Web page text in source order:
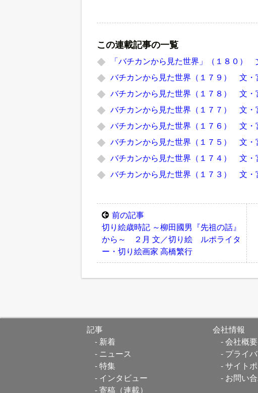
この連載記事の一覧
「バチカンから見た世界」（１８０）
バチカンから見た世界（１７９） 文・
バチカンから見た世界（１７８） 文・
バチカンから見た世界（１７７） 文・
バチカンから見た世界（１７６） 文・
バチカンから見た世界（１７５） 文・
バチカンから見た世界（１７４） 文・
バチカンから見た世界（１７３） 文・
前の記事
切り絵歳時記 ～柳田國男『先祖の話』
から～ ２月 文／切り絵 ルポライタ
ー・切り絵画家 高橋繁行
記事
新着
ニュース
特集
インタビュー
寄稿（連載）
会社情報
会社概要
プライ
サイト
お問い